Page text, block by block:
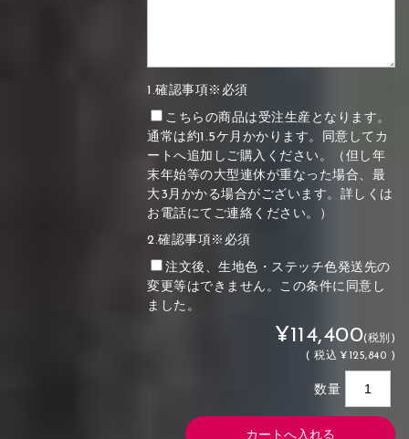
1.確認事項※必須
こちらの商品は受注生産となります。
通常は約1.5ケ月かかります。同意してカ
ートへ追加しご購入ください。（但し年
末年始等の大型連休が重なった場合、最
大3月かかる場合がございます。詳しくは
お電話にてご連絡ください。）
2.確認事項※必須
注文後、生地色・ステッチ色発送先の
変更等はできません。この条件に同意し
ました。
¥114,400(税別)
(税込 ¥125,840 )
数量